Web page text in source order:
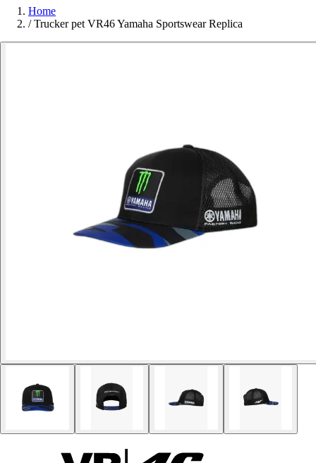
Home
/ Trucker pet VR46 Yamaha Sportswear Replica